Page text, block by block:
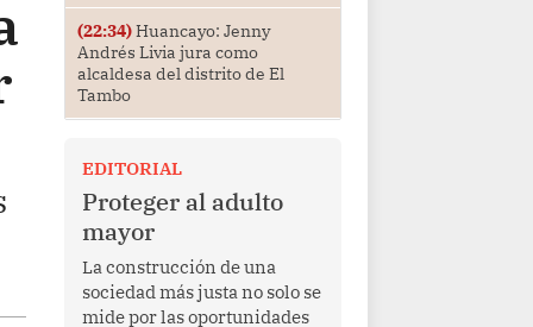
(22:34)Huancayo: Jenny
Andrés Livia jura como
alcaldesa del distrito de El
Tambo
EDITORIAL
Proteger al adulto
mayor
La construcción de una
sociedad más justa no solo se
mide por las oportunidades